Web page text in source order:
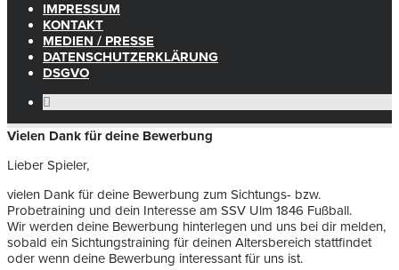
IMPRESSUM
KONTAKT
MEDIEN / PRESSE
DATENSCHUTZERKLÄRUNG
DSGVO
Vielen Dank für deine Bewerbung
Lieber Spieler,
vielen Dank für deine Bewerbung zum Sichtungs- bzw.
Probetraining und dein Interesse am SSV Ulm 1846 Fußball.
Wir werden deine Bewerbung hinterlegen und uns bei dir melden,
sobald ein Sichtungstraining für deinen Altersbereich stattfindet
oder wenn deine Bewerbung interessant für uns ist.